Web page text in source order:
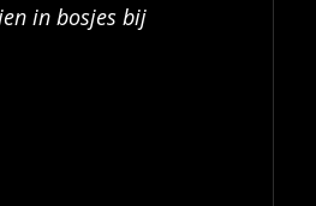
in bosjes bij